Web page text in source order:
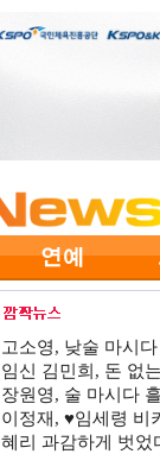
고소영, 낮술 마시
임신 김민희, 돈 없
장원영, 술 마시다
이정재, ♥임세령 비
혜리 과감하게 벗었